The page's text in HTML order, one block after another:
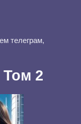
телеграм,
2